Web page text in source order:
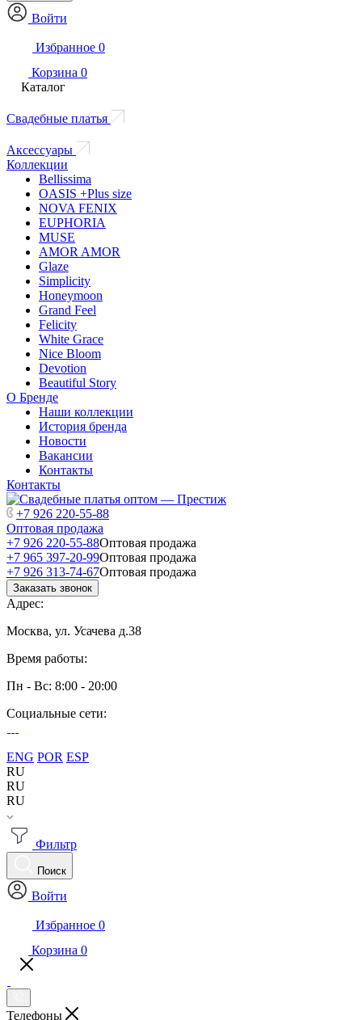
Войти
Избранное 0
Корзина 0
Каталог
Свадебные платья
Аксессуары
Коллекции
Bellissima
OASIS +Plus size
NOVA FENIX
EUPHORIA
MUSE
AMOR AMOR
Glaze
Simplicity
Honeymoon
Grand Feel
Felicity
White Grace
Nice Bloom
Devotion
Beautiful Story
О Бренде
Наши коллекции
История бренда
Новости
Вакансии
Контакты
Контакты
+7 926 220-55-88
Оптовая продажа
+7 926 220-55-88Оптовая продажа
+7 965 397-20-99Оптовая продажа
+7 926 313-74-67Оптовая продажа
Заказать звонок
Адрес:
Москва, ул. Усачева д.38
Время работы:
Пн - Вс: 8:00 - 20:00
Социальные сети:
ENG POR ESP
RU
RU
RU
Фильтр
Поиск
Войти
Избранное 0
Корзина 0
Телефоны